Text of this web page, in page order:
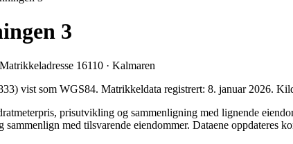
3
16110 · Kalmaren
vist som WGS84. Matrikkeldata registrert: 8. januar 2026.
prisutvikling og sammenligning med lignende
med tilsvarende eiendommer. Dataene